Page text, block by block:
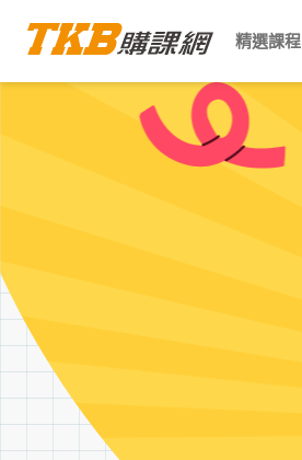
精選課程